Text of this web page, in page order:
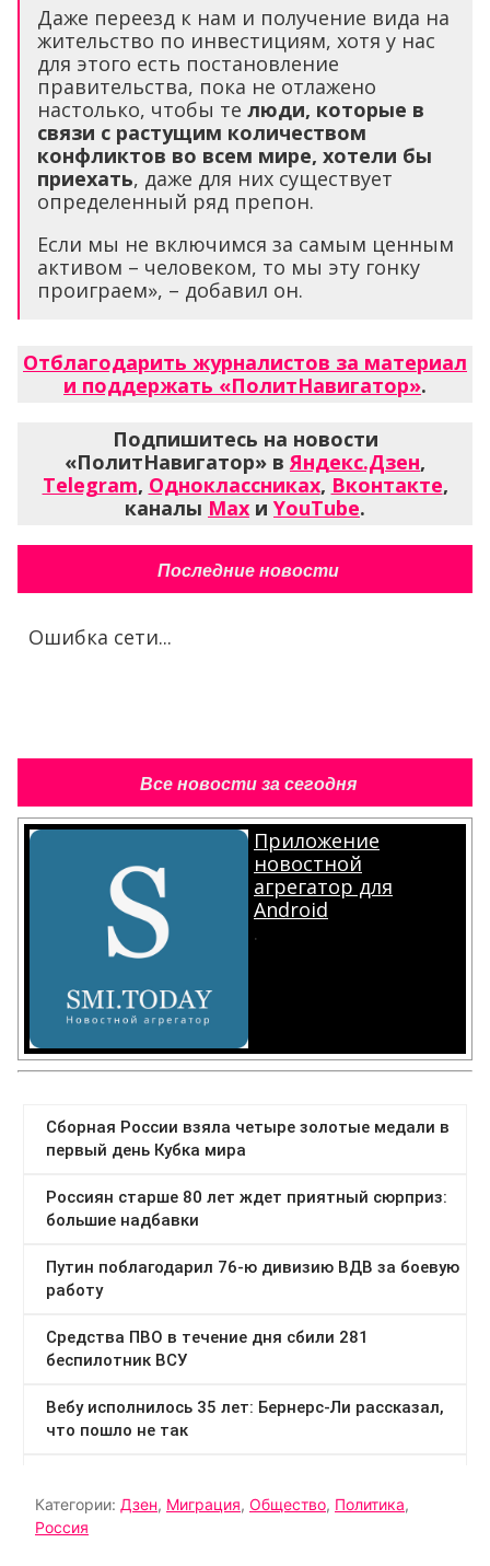
Даже переезд к нам и получение вида на
жительство по инвестициям, хотя у нас
для этого есть постановление
правительства, пока не отлажено
настолько, чтобы те люди, которые в
связи с растущим количеством
конфликтов во всем мире, хотели бы
приехать, даже для них существует
определенный ряд препон.
Если мы не включимся за самым ценным
активом – человеком, то мы эту гонку
проиграем», – добавил он.
Отблагодарить журналистов за материал
и поддержать «ПолитНавигатор».
Подпишитесь на новости
«ПолитНавигатор» вЯндекс.Дзен,
Telegram, Одноклассниках, Вконтакте,
каналы Max и YouTube.
Последние новости
Ошибка сети...
Все новости за сегодня
Приложение
новостной
агрегатор для
Android
.
Категории: Дзен, Миграция, Общество, Политика,
Россия